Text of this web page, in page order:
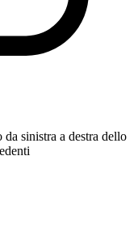
sinistra a destra dello